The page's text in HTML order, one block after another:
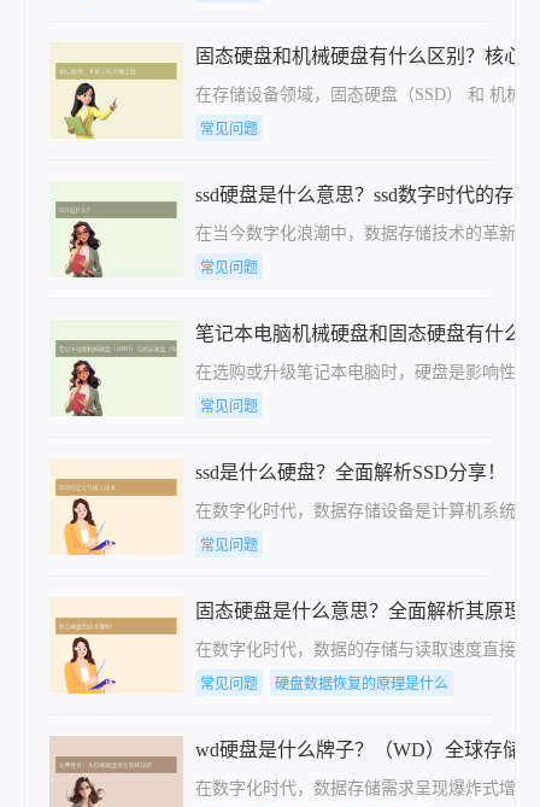
固态硬盘和机械硬盘有什么区别？核心
在存储设备领域，固态硬盘（SSD） 和 机械
常见问题
ssd硬盘是什么意思？ssd数字时代的存储
在当今数字化浪潮中，数据存储技术的革新
常见问题
笔记本电脑机械硬盘和固态硬盘有什么
在选购或升级笔记本电脑时，硬盘是影响性
常见问题
ssd是什么硬盘？全面解析SSD分享！
在数字化时代，数据存储设备是计算机系统
常见问题
固态硬盘是什么意思？全面解析其原理
在数字化时代，数据的存储与读取速度直接
常见问题 硬盘数据恢复的原理是什么
wd硬盘是什么牌子？（WD）全球存储
在数字化时代，数据存储需求呈现爆炸式增